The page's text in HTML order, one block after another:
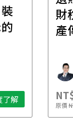
了解
財
產
原價